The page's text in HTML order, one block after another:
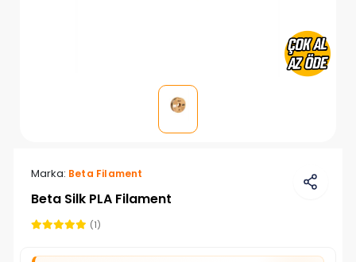
Marka: Beta Filament
Beta Silk PLA Filament
(1)